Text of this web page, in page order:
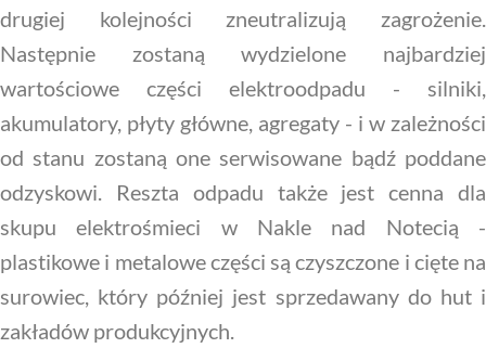
drugiej kolejności zneutralizują zagrożenie.
Następnie zostaną wydzielone najbardziej
wartościowe części elektroodpadu - silniki,
akumulatory, płyty główne, agregaty - i w zależności
od stanu zostaną one serwisowane bądź poddane
odzyskowi. Reszta odpadu także jest cenna dla
skupu elektrośmieci w Nakle nad Notecią -
plastikowe i metalowe części są czyszczone i cięte na
surowiec, który później jest sprzedawany do hut i
zakładów produkcyjnych.